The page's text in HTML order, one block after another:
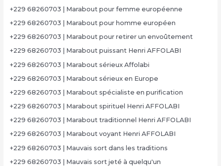
+229 68260703 | Marabout pour femme européenne
+229 68260703 | Marabout pour homme européen
+229 68260703 | Marabout pour retirer un envoûtement
+229 68260703 | Marabout puissant Henri AFFOLABI
+229 68260703 | Marabout sérieux Affolabi
+229 68260703 | Marabout sérieux en Europe
+229 68260703 | Marabout spécialiste en purification
+229 68260703 | Marabout spirituel Henri AFFOLABI
+229 68260703 | Marabout traditionnel Henri AFFOLABI
+229 68260703 | Marabout voyant Henri AFFOLABI
+229 68260703 | Mauvais sort dans les traditions
+229 68260703 | Mauvais sort jeté à quelqu'un